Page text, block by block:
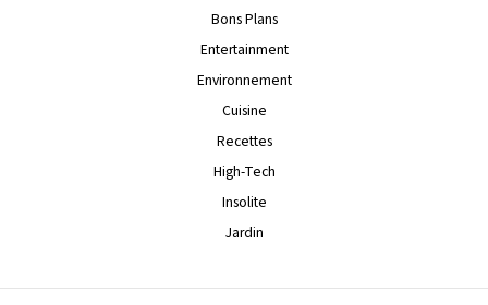
Bons Plans
Entertainment
Environnement
Cuisine
Recettes
High-Tech
Insolite
Jardin